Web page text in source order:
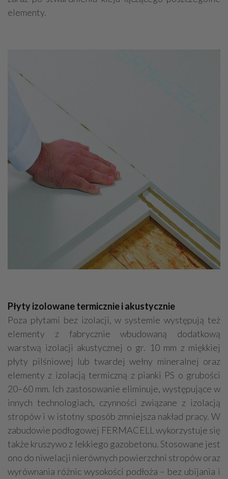
elementy.
Płyty izolowane termicznie i akustycznie
Poza płytami bez izolacji, w systemie występują też
elementy z fabrycznie wbudowaną dodatkową
warstwą izolacji akustycznej o gr. 10 mm z miękkiej
płyty pilśniowej lub twardej wełny mineralnej oraz
elementy z izolacją termiczną z pianki PS o grubości
20–60 mm. Ich zastosowanie eliminuje, występujące w
innych technologiach, czynności związane z izolacją
stropów i w istotny sposób zmniejsza nakład pracy. W
zabudowie podłogowej FERMACELL wykorzystuje się
także kruszywo z lekkiego gazobetonu. Stosowane jest
ono do niwelacji nierównych powierzchni stropów oraz
wyrównania różnic wysokości podłoża – bez ubijania i